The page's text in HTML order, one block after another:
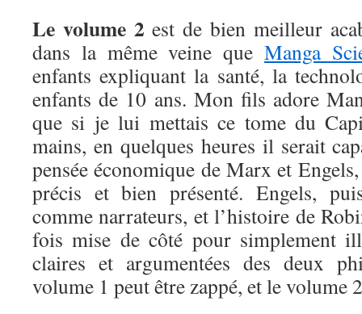
Le volume 2 est de bien meilleur
dans la même veine que Manga
enfants expliquant la santé, la
enfants de 10 ans. Mon fils adore
que si je lui mettais ce tome du
mains, en quelques heures il serait
pensée économique de Marx et
précis et bien présenté. Engels,
comme narrateurs, et l’histoire de
fois mise de côté pour simplement
claires et argumentées des deux
volume 1 peut être zappé, et le volume